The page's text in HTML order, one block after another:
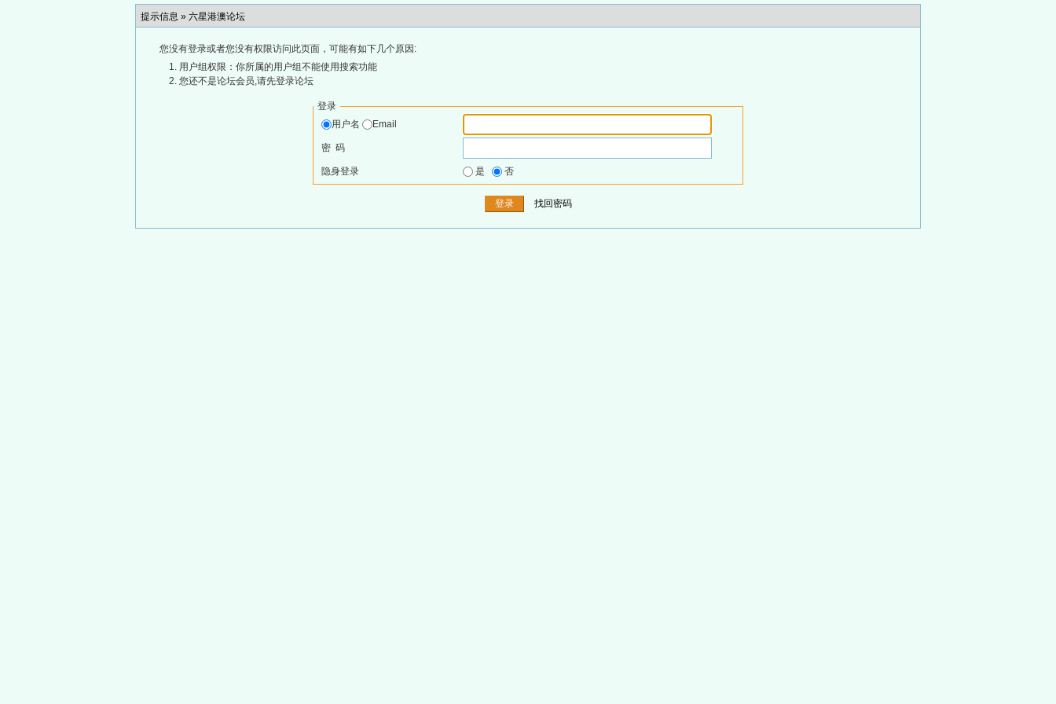
提示信息 » 六星港澳论坛
您没有登录或者您没有权限访问此页面，可能有如下几个原因:
用户组权限：你所属的用户组不能使用搜索功能
您还不是论坛会员,请先登录论坛
登录
用户名
Email
密 码
隐身登录 是 否
找回密码